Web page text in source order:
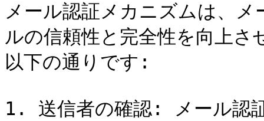
メール認証メカニズムは、
ルの信頼性と完全性を向上
以下の通りです:
1. 送信者の確認: メール認